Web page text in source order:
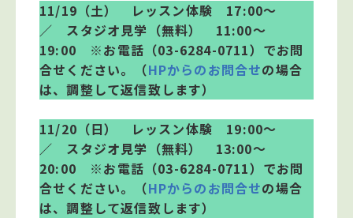
11/19（土） レッスン体験 17:00～
／ スタジオ見学（無料） 11:00～
19:00 ※お電話（03-6284-0711）でお問
合せください。（HPからのお問合せの場合
は、調整して返信致します）
11/20（日） レッスン体験 19:00～
／ スタジオ見学（無料） 13:00～
20:00
※お電話（03-6284-0711）でお問
合せください。（HPからのお問合せの場合
は、調整して返信致します）